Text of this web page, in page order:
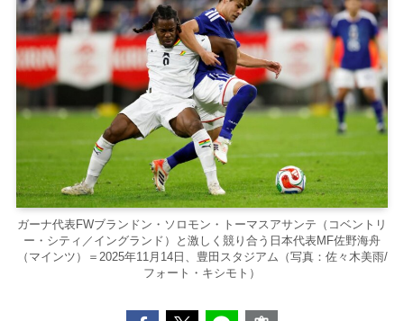
ガーナ代表FWブランドン・ソロモン・トーマスアサンテ（コベントリ
ー・シティ／イングランド）と激しく競り合う日本代表MF佐野海舟
（マインツ）＝2025年11月14日、豊田スタジアム（写真：佐々木美雨/
フォート・キシモト）